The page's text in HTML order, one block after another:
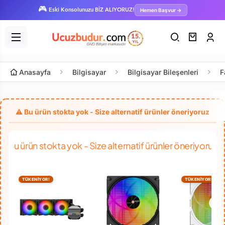
🎮 Eski Konsolunuzu BİZ ALIYORUZ! Hemen Başvur →
Anasayfa Bilgisayar Bilgisayar Bileşenleri
Bu ürün stokta yok - Size alternatif ürünler öneriyoruz
TÜKENİYOR! TÜKENİYOR!